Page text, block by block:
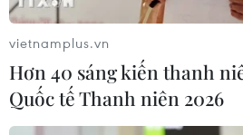
vietnamplus.vn
Hơn 40 sáng kiến thanh
Quốc tế Thanh niên 2026